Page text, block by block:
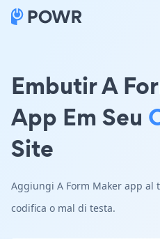
Embutir A
App Em Seu
Site
Aggiungi A Form Maker app al
codifica o mal di testa.